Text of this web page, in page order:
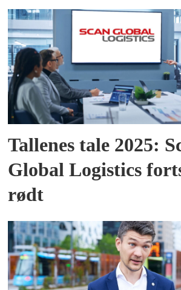
Tallenes tale 2025:
Global Logistics
rødt